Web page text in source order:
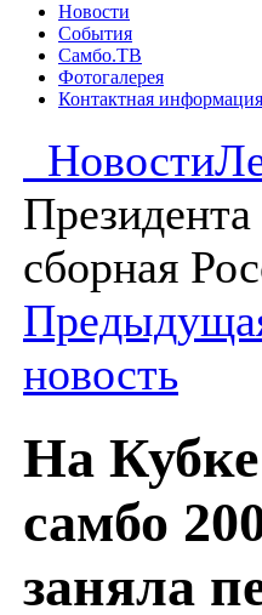
Новости
События
Самбо.ТВ
Фотогалерея
Контактная информация
Новости
сборная
новость
На
самбо
заняла